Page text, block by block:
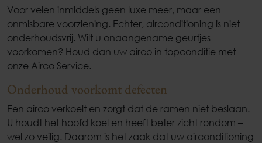
Voor velen inmiddels geen luxe meer, maar een
onmisbare voorziening. Echter, airconditioning is niet
onderhoudsvrij. Wilt u onaangename geurtjes
voorkomen? Houd dan uw airco in topconditie met
onze Airco Service.
Onderhoud voorkomt defecten
Een airco verkoelt en zorgt dat de ramen niet beslaan.
U houdt het hoofd koel en heeft beter zicht rondom –
wel zo veilig. Daarom is het zaak dat uw airconditioning